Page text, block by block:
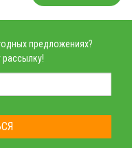
предложениях?